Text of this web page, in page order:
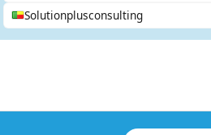
Solutionplusconsulting